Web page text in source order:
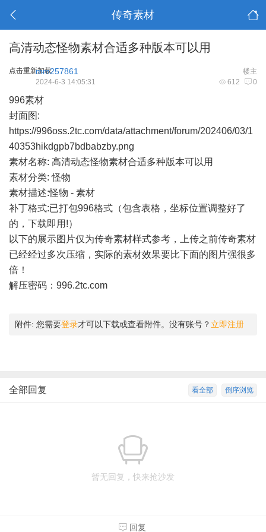
传奇素材
高清动态怪物素材合适多种版本可以用
点击重新加载 楼主
mm257861
612 0
2024-6-3 14:05:31
996素材
封面图:
https://996oss.2tc.com/data/attachment/forum/202406/03/1
40353hikdgpb7bdbabzby.png
素材名称: 高清动态怪物素材合适多种版本可以用
素材分类: 怪物
素材描述:怪物 - 素材
补丁格式:已打包996格式（包含表格，坐标位置调整好了
的，下载即用!）
以下的展示图片仅为传奇素材样式参考，上传之前传奇素材
已经经过多次压缩，实际的素材效果要比下面的图片强很多
倍！
解压密码：996.2tc.com
附件: 您需要登录才可以下载或查看附件。没有账号？ 立即注册
倒序浏览
看全部
全部回复
暂无回复，快来抢沙发
回复